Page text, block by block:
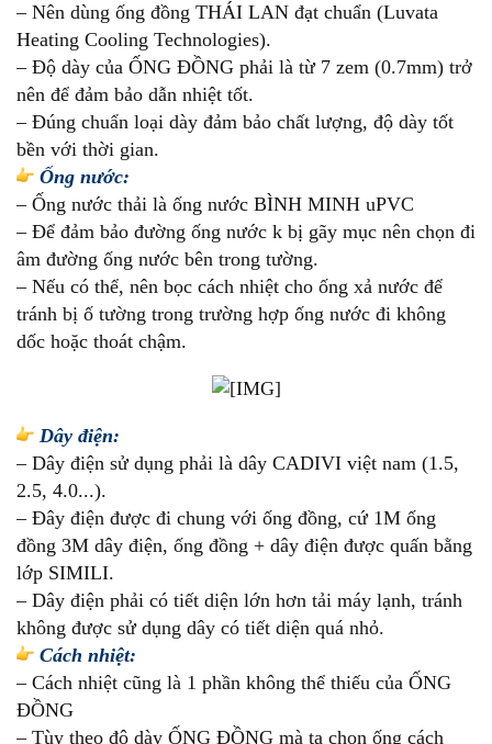
– Nên dùng ống đồng THÁI LAN đạt chuẩn (Luvata
Heating Cooling Technologies).
– Độ dày của ỐNG ĐỒNG phải là từ 7 zem (0.7mm) trở
nên để đảm bảo dẫn nhiệt tốt.
– Đúng chuẩn loại dày đảm bảo chất lượng, độ dày tốt
bền với thời gian.
Ống nước:
– Ống nước thải là ống nước BÌNH MINH uPVC
– Để đảm bảo đường ống nước k bị gãy mục nên chọn đi
âm đường ống nước bên trong tường.
– Nếu có thể, nên bọc cách nhiệt cho ống xả nước để
tránh bị ố tường trong trường hợp ống nước đi không
dốc hoặc thoát chậm.
Dây điện:
– Dây điện sử dụng phải là dây CADIVI việt nam (1.5,
2.5, 4.0...).
– Đây điện được đi chung với ống đồng, cứ 1M ống
đồng 3M dây điện, ống đồng + dây điện được quấn bằng
lớp SIMILI.
– Dây điện phải có tiết diện lớn hơn tải máy lạnh, tránh
không được sử dụng dây có tiết diện quá nhỏ.
Cách nhiệt:
– Cách nhiệt cũng là 1 phần không thể thiếu của ỐNG
ĐỒNG
– Tùy theo độ dày ỐNG ĐỒNG mà ta chọn ống cách